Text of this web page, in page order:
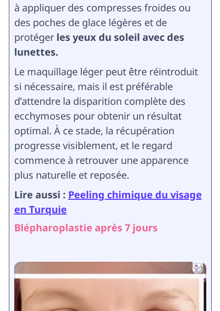
à appliquer des compresses froides ou
des poches de glace légères et de
protéger les yeux du soleil avec des
lunettes.
Le maquillage léger peut être réintroduit
si nécessaire, mais il est préférable
d’attendre la disparition complète des
ecchymoses pour obtenir un résultat
optimal. À ce stade, la récupération
progresse visiblement, et le regard
commence à retrouver une apparence
plus naturelle et reposée.
Lire aussi : Peeling chimique du visage
en Turquie
Blépharoplastie après 7 jours